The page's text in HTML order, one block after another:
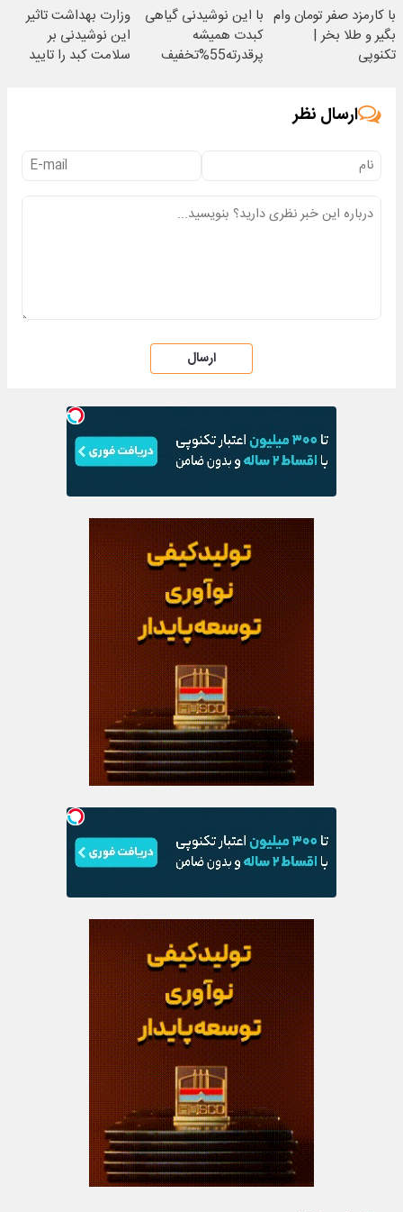
با کارمزد صفر تومان وام
بگیر و طلا بخر |
تکنوپی
با این نوشیدنی گیاهی
کبدت همیشه
پرقدرته55%تخفیف
وزارت بهداشت تاثیر
این نوشیدنی بر
سلامت کبد را تایید
ارسال نظر
ارسال